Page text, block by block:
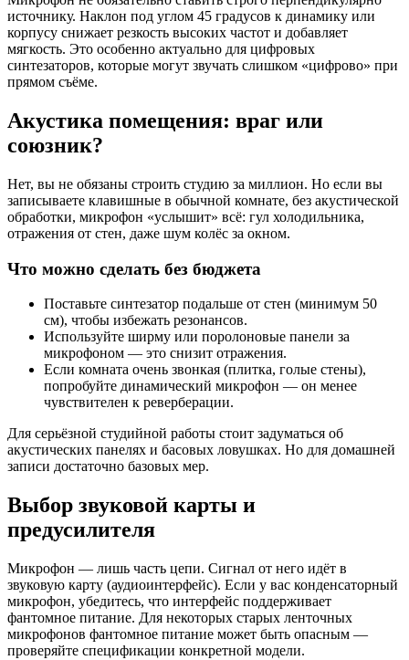
источнику. Наклон под углом 45 градусов к динамику или
корпусу снижает резкость высоких частот и добавляет
мягкость. Это особенно актуально для цифровых
синтезаторов, которые могут звучать слишком «цифрово» при
прямом съёме.
Акустика помещения: враг или
союзник?
Нет, вы не обязаны строить студию за миллион. Но если вы
записываете клавишные в обычной комнате, без акустической
обработки, микрофон «услышит» всё: гул холодильника,
отражения от стен, даже шум колёс за окном.
Что можно сделать без бюджета
Поставьте синтезатор подальше от стен (минимум 50
см), чтобы избежать резонансов.
Используйте ширму или поролоновые панели за
микрофоном — это снизит отражения.
Если комната очень звонкая (плитка, голые стены),
попробуйте динамический микрофон — он менее
чувствителен к реверберации.
Для серьёзной студийной работы стоит задуматься об
акустических панелях и басовых ловушках. Но для домашней
записи достаточно базовых мер.
Выбор звуковой карты и
предусилителя
Микрофон — лишь часть цепи. Сигнал от него идёт в
звуковую карту (аудиоинтерфейс). Если у вас конденсаторный
микрофон, убедитесь, что интерфейс поддерживает
фантомное питание. Для некоторых старых ленточных
микрофонов фантомное питание может быть опасным —
проверяйте спецификации конкретной модели.